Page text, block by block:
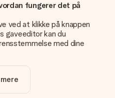
fungerer det på
ved at klikke på knappen
gaveeditor kan du
med dine
prisen?
omfatter personliggørelse